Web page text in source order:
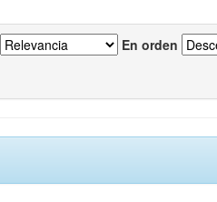
En orden